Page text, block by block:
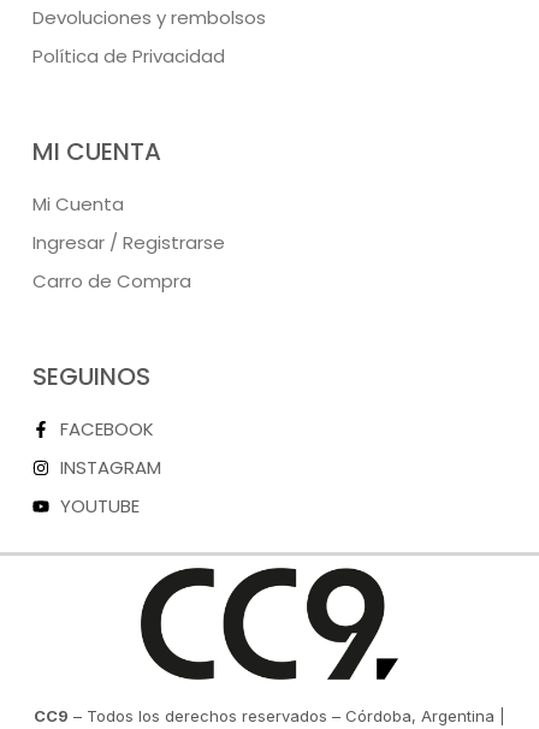
Devoluciones y rembolsos
Política de Privacidad
MI CUENTA
Mi Cuenta
Ingresar / Registrarse
Carro de Compra
SEGUINOS
FACEBOOK
INSTAGRAM
YOUTUBE
CC9 – Todos los derechos reservados – Córdoba, Argentina |